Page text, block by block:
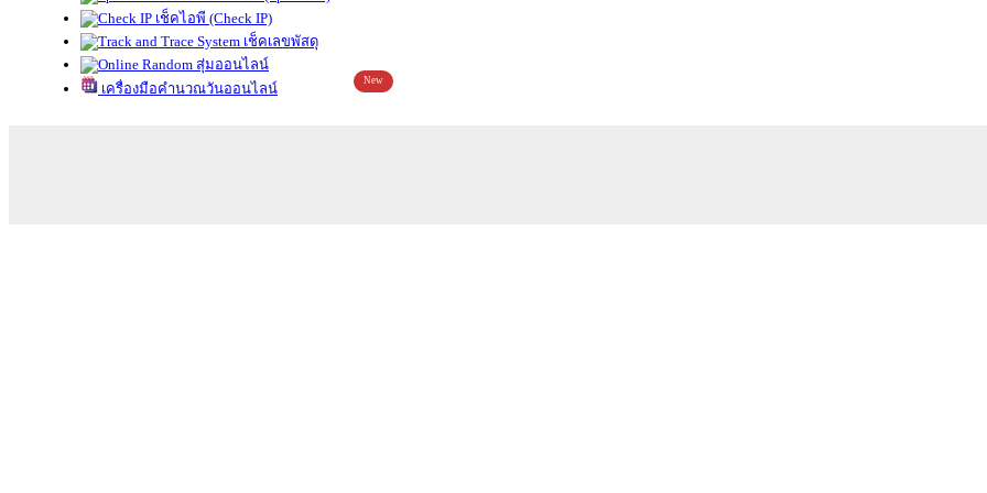
เช็คไอพี (Check IP)
เช็คเลขพัสดุ
สุ่มออนไลน์
เครื่องมือคำนวณวันออนไลน์
New